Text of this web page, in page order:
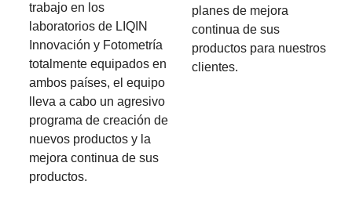
trabajo en los
laboratorios de LIQIN
Innovación y Fotometría
totalmente equipados en
ambos países, el equipo
lleva a cabo un agresivo
programa de creación de
nuevos productos y la
mejora continua de sus
productos.
planes de mejora
continua de sus
productos para nuestros
clientes.